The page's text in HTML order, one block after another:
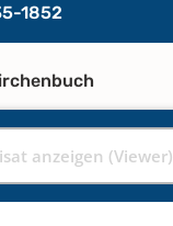
1852
anzeigen (Viewer)